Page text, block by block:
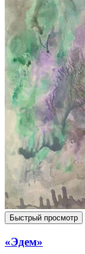
Быстрый просмотр
«Эдем»